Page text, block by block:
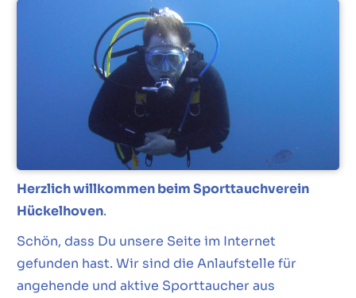
Herzlich willkommen beim Sporttauchverein
Hückelhoven.
Schön, dass Du unsere Seite im Internet
gefunden hast. Wir sind die Anlaufstelle für
angehende und aktive Sporttaucher aus